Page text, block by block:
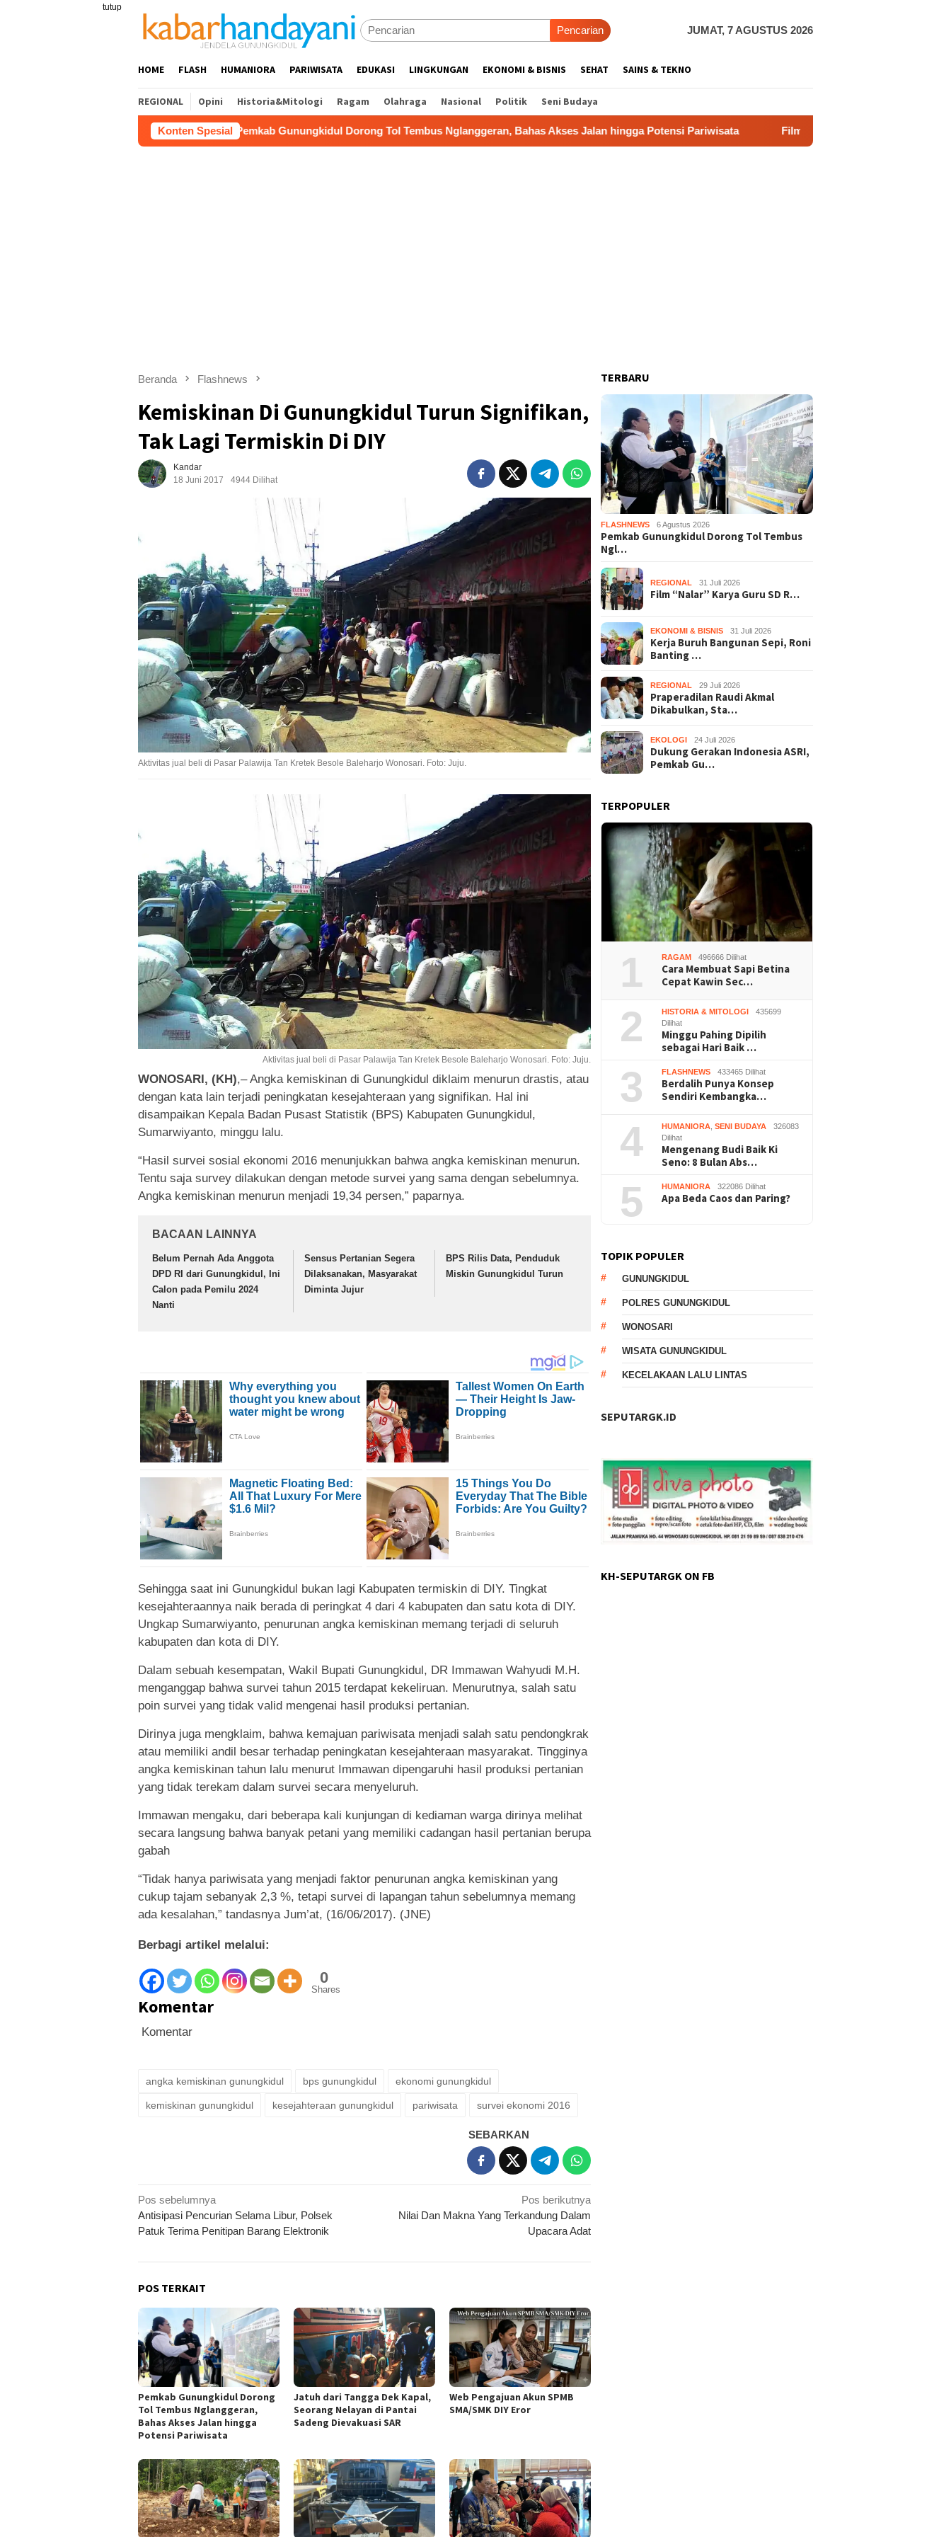
tutup
Pencarian JUMAT, 7 AGUSTUS 2026
HOME FLASH HUMANIORA PARIWISATA EDUKASI LINGKUNGAN EKONOMI & BISNIS SEHAT SAINS & TEKNO
REGIONAL Opini Historia&Mitologi Ragam Olahraga Nasional Politik Seni Budaya
Konten Spesial
Pemkab Gunungkidul Dorong Tol Tembus Nglanggeran, Bahas Akses Jalan hingga Potensi Pariwisata Film “Nalar” Karya Guru SD Raih Juara 1 Lomba
Beranda Flashnews
Kemiskinan Di Gunungkidul Turun Signifikan,
Tak Lagi Termiskin Di DIY
Kandar
18 Juni 2017
4944 Dilihat
Aktivitas jual beli di Pasar Palawija Tan Kretek Besole Baleharjo Wonosari. Foto: Juju.
Aktivitas jual beli di Pasar Palawija Tan Kretek Besole Baleharjo Wonosari. Foto: Juju.
WONOSARI, (KH),– Angka kemiskinan di Gunungkidul diklaim menurun drastis, atau
dengan kata lain terjadi peningkatan kesejahteraan yang signifikan. Hal ini
disampaikan Kepala Badan Pusast Statistik (BPS) Kabupaten Gunungkidul,
Sumarwiyanto, minggu lalu.
“Hasil survei sosial ekonomi 2016 menunjukkan bahwa angka kemiskinan menurun.
Tentu saja survey dilakukan dengan metode survei yang sama dengan sebelumnya.
Angka kemiskinan menurun menjadi 19,34 persen,” paparnya.
BACAAN LAINNYA
Belum Pernah Ada Anggota
DPD RI dari Gunungkidul, Ini
Calon pada Pemilu 2024
Nanti
Sensus Pertanian Segera
Dilaksanakan, Masyarakat
Diminta Jujur
BPS Rilis Data, Penduduk
Miskin Gunungkidul Turun
Sehingga saat ini Gunungkidul bukan lagi Kabupaten termiskin di DIY. Tingkat
kesejahteraannya naik berada di peringkat 4 dari 4 kabupaten dan satu kota di DIY.
Ungkap Sumarwiyanto, penurunan angka kemiskinan memang terjadi di seluruh
kabupaten dan kota di DIY.
Dalam sebuah kesempatan, Wakil Bupati Gunungkidul, DR Immawan Wahyudi M.H.
menganggap bahwa survei tahun 2015 terdapat kekeliruan. Menurutnya, salah satu
poin survei yang tidak valid mengenai hasil produksi pertanian.
Dirinya juga mengklaim, bahwa kemajuan pariwisata menjadi salah satu pendongkrak
atau memiliki andil besar terhadap peningkatan kesejahteraan masyarakat. Tingginya
angka kemiskinan tahun lalu menurut Immawan dipengaruhi hasil produksi pertanian
yang tidak terekam dalam survei secara menyeluruh.
Immawan mengaku, dari beberapa kali kunjungan di kediaman warga dirinya melihat
secara langsung bahwa banyak petani yang memiliki cadangan hasil pertanian berupa
gabah
“Tidak hanya pariwisata yang menjadi faktor penurunan angka kemiskinan yang
cukup tajam sebanyak 2,3 %, tetapi survei di lapangan tahun sebelumnya memang
ada kesalahan,” tandasnya Jum’at, (16/06/2017). (JNE)
Berbagi artikel melalui:
0
Shares
Komentar
Komentar
angka kemiskinan gunungkidul bps gunungkidul ekonomi gunungkidul
kemiskinan gunungkidul kesejahteraan gunungkidul pariwisata survei ekonomi 2016
SEBARKAN
Navigasi
pos
Pos sebelumnya
Antisipasi Pencurian Selama Libur, Polsek
Patuk Terima Penitipan Barang Elektronik
Pos berikutnya
Nilai Dan Makna Yang Terkandung Dalam
Upacara Adat
POS TERKAIT
Pemkab Gunungkidul Dorong
Tol Tembus Nglanggeran,
Bahas Akses Jalan hingga
Potensi Pariwisata
Jatuh dari Tangga Dek Kapal,
Seorang Nelayan di Pantai
Sadeng Dievakuasi SAR
Web Pengajuan Akun SPMB
SMA/SMK DIY Eror
TERBARU
FLASHNEWS 6 Agustus 2026
Pemkab Gunungkidul Dorong Tol Tembus
Ngl…
REGIONAL 31 Juli 2026
Film “Nalar” Karya Guru SD R…
EKONOMI & BISNIS 31 Juli 2026
Kerja Buruh Bangunan Sepi, Roni
Banting …
REGIONAL 29 Juli 2026
Praperadilan Raudi Akmal
Dikabulkan, Sta…
EKOLOGI 24 Juli 2026
Dukung Gerakan Indonesia ASRI,
Pemkab Gu…
TERPOPULER
1 RAGAM 496666 Dilihat
Cara Membuat Sapi Betina
Cepat Kawin Sec…
2 HISTORIA & MITOLOGI
435699
Dilihat
Minggu Pahing Dipilih
sebagai Hari Baik …
3 FLASHNEWS 433465 Dilihat
Berdalih Punya Konsep
Sendiri Kembangka…
4 HUMANIORA ,SENI BUDAYA
326083
Dilihat
Mengenang Budi Baik Ki
Seno: 8 Bulan Abs…
5 HUMANIORA 322086 Dilihat
Apa Beda Caos dan Paring?
TOPIK POPULER
GUNUNGKIDUL
POLRES GUNUNGKIDUL
WONOSARI
WISATA GUNUNGKIDUL
KECELAKAAN LALU LINTAS
SEPUTARGK.ID
KH-SEPUTARGK ON FB